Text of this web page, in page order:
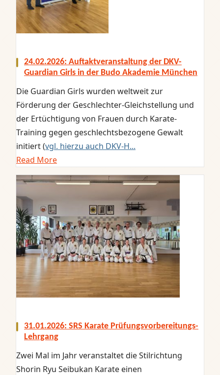
24.02.2026: Auftaktveranstaltung der DKV-
Guardian Girls in der Budo Akademie München
Die Guardian Girls wurden weltweit zur
Förderung der Geschlechter-Gleichstellung und
der Ertüchtigung von Frauen durch Karate-
Training gegen geschlechtsbezogene Gewalt
initiert (vgl. hierzu auch DKV-H...
Read More
31.01.2026: SRS Karate Prüfungsvorbereitungs-
Lehrgang
Zwei Mal im Jahr veranstaltet die Stilrichtung
Shorin Ryu Seibukan Karate einen